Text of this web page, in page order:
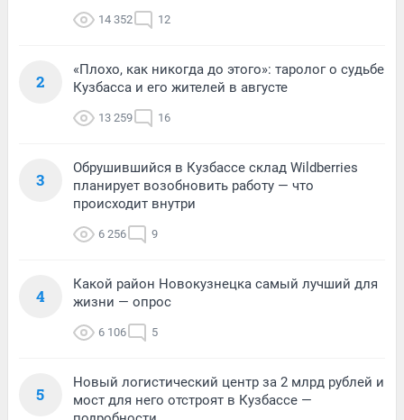
14 352 12
2
«Плохо, как никогда до этого»: таролог о судьбе
Кузбасса и его жителей в августе
13 259 16
3
Обрушившийся в Кузбассе склад Wildberries
планирует возобновить работу — что
происходит внутри
6 256 9
4
Какой район Новокузнецка самый лучший для
жизни — опрос
6 106 5
5
Новый логистический центр за 2 млрд рублей и
мост для него отстроят в Кузбассе —